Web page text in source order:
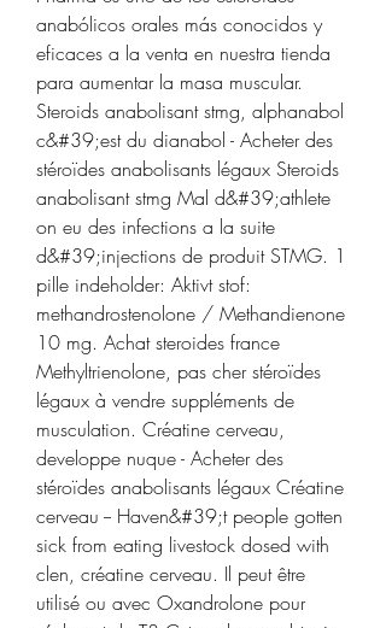
anabólicos orales más conocidos y
eficaces a la venta en nuestra tienda
para aumentar la masa muscular.
Steroids anabolisant stmg, alphanabol
c&#39;est du dianabol - Acheter des
stéroïdes anabolisants légaux Steroids
anabolisant stmg Mal d&#39;athlete
on eu des infections a la suite
d&#39;injections de produit STMG. 1
pille indeholder: Aktivt stof:
methandrostenolone / Methandienone
10 mg. Achat steroides france
Methyltrienolone, pas cher stéroïdes
légaux à vendre suppléments de
musculation. Créatine cerveau,
developpe nuque - Acheter des
stéroïdes anabolisants légaux Créatine
cerveau -- Haven&#39;t people gotten
sick from eating livestock dosed with
clen, créatine cerveau. Il peut être
utilisé ou avec Oxandrolone pour